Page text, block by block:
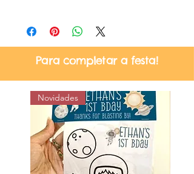
devido as configurações e iluminação de
cada tela/monitor;
Material não resistente a água;
Certifique-se quanto ao prazo de
Não nos responsabilizamos por atrasos
dos correios.
Para completar a festa!
Novidades